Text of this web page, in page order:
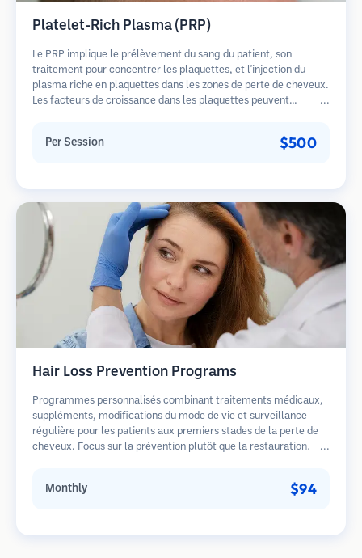
Platelet-Rich Plasma (PRP)
Le PRP implique le prélèvement du sang du patient, son
traitement pour concentrer les plaquettes, et l'injection du
plasma riche en plaquettes dans les zones de perte de cheveux.
Les facteurs de croissance dans les plaquettes peuvent
Plusieurs séances sont généralement nécessaires.
Per Session $500
Hair Loss Prevention Programs
Programmes personnalisés combinant traitements médicaux,
suppléments, modifications du mode de vie et surveillance
régulière pour les patients aux premiers stades de la perte de
cheveux. Focus sur la prévention plutôt que la restauration.
Monthly $94